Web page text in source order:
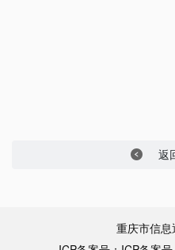
 返
重庆市信